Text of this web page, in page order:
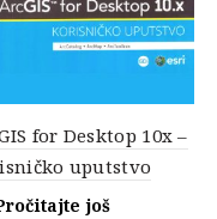
for Desktop 10x –
uputstvo
još